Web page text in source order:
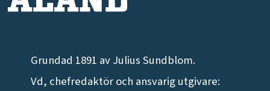
Grundad 1891 av Julius Sundblom.
Vd, chefredaktör och ansvarig utgivare: